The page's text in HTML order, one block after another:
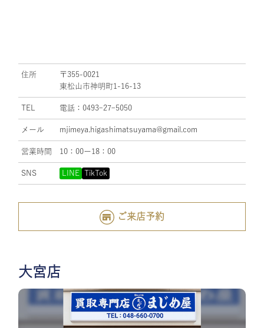
住所
〒355-0021
東松山市神明町1-16-13
TEL 電話：0493ｰ27ｰ5050
メール mjimeya.higashimatsuyama@gmail.com
営業時間 10：00ー18：00
SNS LINE TikTok
ご来店予約
大宮店